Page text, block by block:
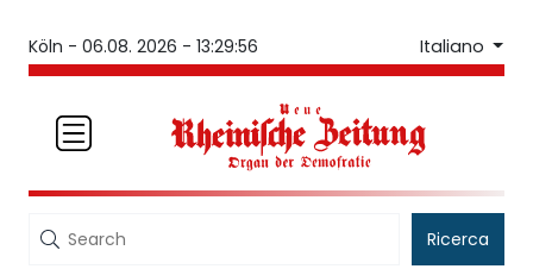
Köln - 06.08. 2026 - 13:29:56 Italiano
Ricerca